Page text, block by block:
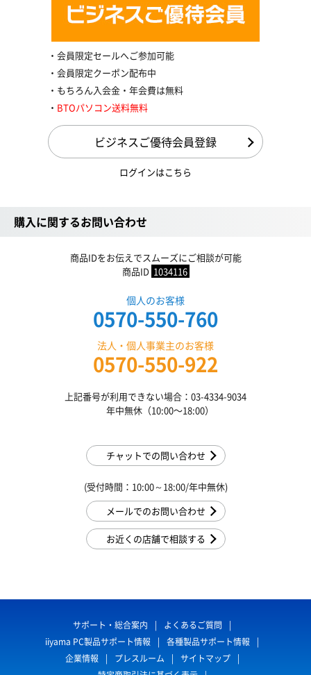
会員限定セールへご参加可能
会員限定クーポン配布中
もちろん入会金・年会費は無料
BTOパソコン送料無料
ビジネスご優待会員登録
ログインはこちら
購入に関するお問い合わせ
商品IDをお伝えでスムーズにご相談が可能
商品ID 1034116
個人のお客様
0570-550-760
法人・個人事業主のお客様
0570-550-922
上記番号が利用できない場合：03-4334-9034
年中無休（10:00〜18:00）
チャットでの問い合わせ
(受付時間：10:00～18:00/年中無休)
メールでのお問い合わせ
お近くの店舗で相談する
サポート・総合案内
よくあるご質問
iiyama PC製品サポート情報
各種製品サポート情報
企業情報
プレスルーム
サイトマップ